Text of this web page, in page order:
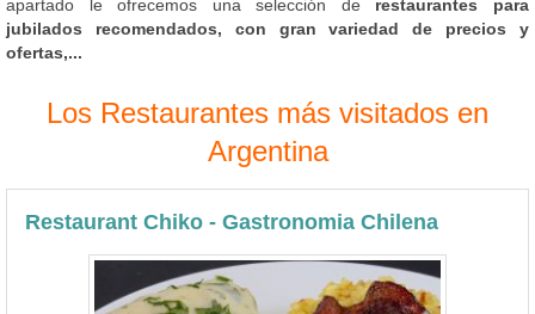
apartado le ofrecemos una selección de restaurantes para
jubilados recomendados, con gran variedad de precios y
ofertas,...
Los Restaurantes más visitados en
Argentina
Restaurant Chiko - Gastronomia Chilena